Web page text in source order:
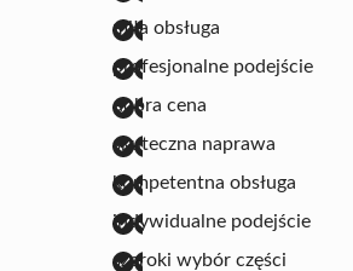
miła obsługa
profesjonalne podejście
dobra cena
skuteczna naprawa
kompetentna obsługa
indywidualne podejście
szeroki wybór części